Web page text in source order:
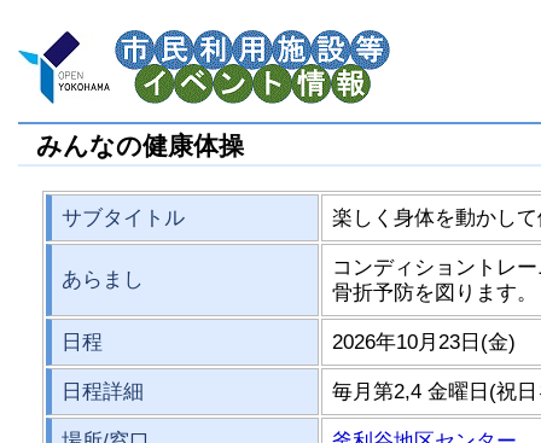
みんなの健康体操
サブタイトル 楽しく身体を動かし
あらまし
コンディショントレ
骨折予防を図ります。
日程 2026年10月23日(金)
日程詳細 毎月第2,4 金曜日(祝